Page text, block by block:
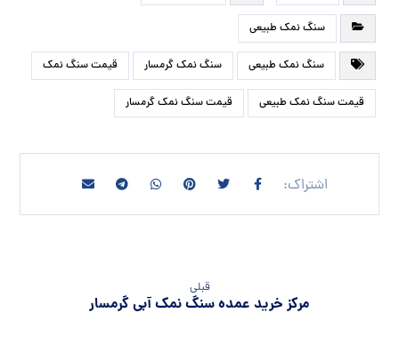
سنگ نمک طبیعی
سنگ نمک طبیعی سنگ نمک گرمسار قیمت سنگ نمک
قیمت سنگ نمک طبیعی قیمت سنگ نمک گرمسار
قبلی
مرکز خرید عمده سنگ نمک آبی گرمسار